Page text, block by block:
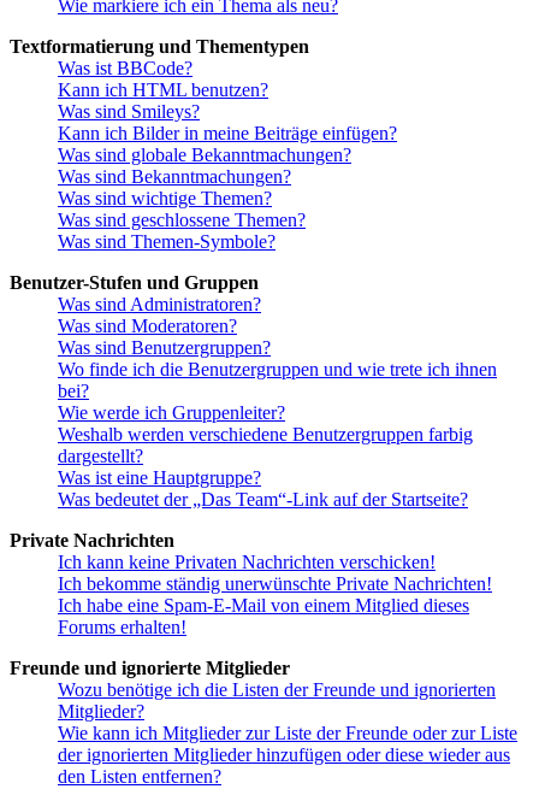
Wie markiere ich ein Thema als neu?
Textformatierung und Thementypen
Was ist BBCode?
Kann ich HTML benutzen?
Was sind Smileys?
Kann ich Bilder in meine Beiträge einfügen?
Was sind globale Bekanntmachungen?
Was sind Bekanntmachungen?
Was sind wichtige Themen?
Was sind geschlossene Themen?
Was sind Themen-Symbole?
Benutzer-Stufen und Gruppen
Was sind Administratoren?
Was sind Moderatoren?
Was sind Benutzergruppen?
Wo finde ich die Benutzergruppen und wie trete ich ihnen
bei?
Wie werde ich Gruppenleiter?
Weshalb werden verschiedene Benutzergruppen farbig
dargestellt?
Was ist eine Hauptgruppe?
Was bedeutet der „Das Team“-Link auf der Startseite?
Private Nachrichten
Ich kann keine Privaten Nachrichten verschicken!
Ich bekomme ständig unerwünschte Private Nachrichten!
Ich habe eine Spam-E-Mail von einem Mitglied dieses
Forums erhalten!
Freunde und ignorierte Mitglieder
Wozu benötige ich die Listen der Freunde und ignorierten
Mitglieder?
Wie kann ich Mitglieder zur Liste der Freunde oder zur Liste
der ignorierten Mitglieder hinzufügen oder diese wieder aus
den Listen entfernen?